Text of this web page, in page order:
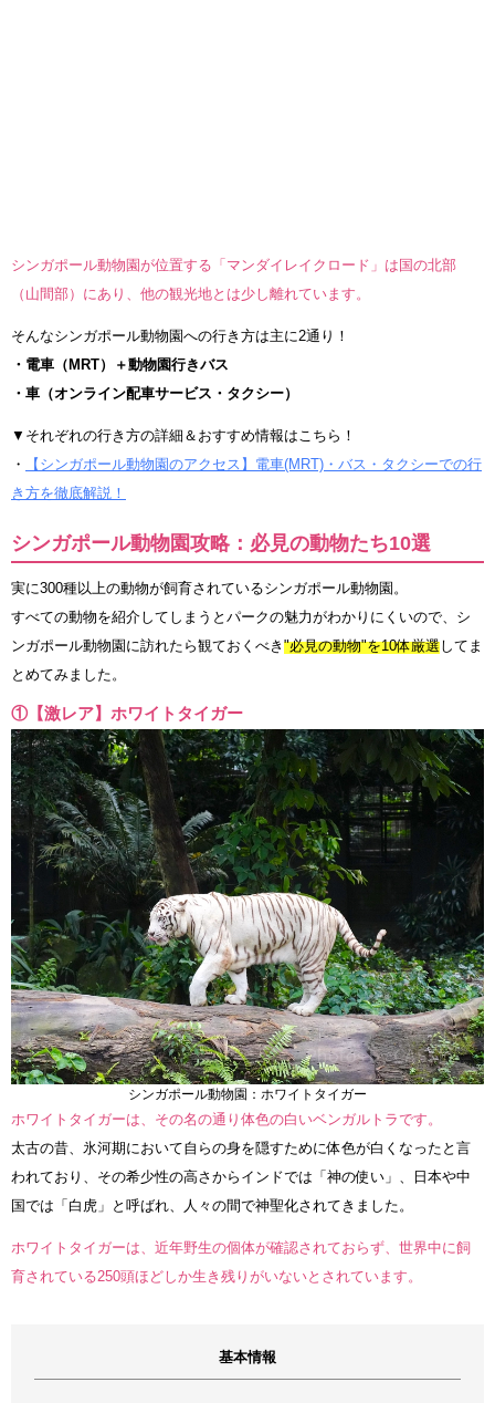
シンガポール動物園が位置する「マンダイレイクロード」は国の北部
（山間部）にあり、他の観光地とは少し離れています。
そんなシンガポール動物園への行き方は主に2通り！
・電車（MRT）＋動物園行きバス
・車（オンライン配車サービス・タクシー）
▼それぞれの行き方の詳細＆おすすめ情報はこちら！
・
【シンガポール動物園のアクセス】電車(MRT)・バス・タクシーでの行
き方を徹底解説！
シンガポール動物園攻略：必見の動物たち10選
実に300種以上の動物が飼育されているシンガポール動物園。
すべての動物を紹介してしまうとパークの魅力がわかりにくいので、シ
ンガポール動物園に訪れたら観ておくべき "必見の動物"を10体厳選してま
とめてみました。
①【激レア】ホワイトタイガー
シンガポール動物園：ホワイトタイガー
ホワイトタイガーは、その名の通り体色の白いベンガルトラです。
太古の昔、氷河期において自らの身を隠すために体色が白くなったと言
われており、その希少性の高さからインドでは「神の使い」、日本や中
国では「白虎」と呼ばれ、人々の間で神聖化されてきました。
ホワイトタイガーは、近年野生の個体が確認されておらず、世界中に飼
育されている250頭ほどしか生き残りがいないとされています。
基本情報